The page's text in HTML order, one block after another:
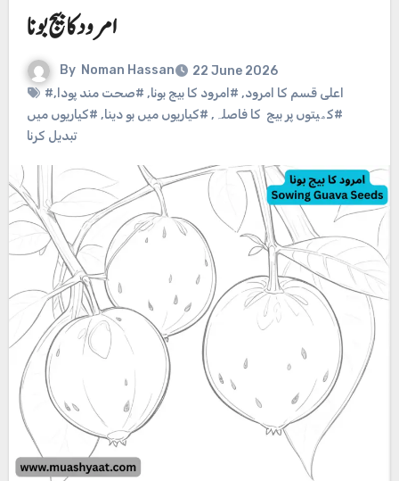
امرود کا بیج بونا
By Noman Hassan
22 June 2026
#اعلی قسم کا امرود, #امرود کا بیج بونا, #صحت مند پودا ,
#کھیتوں پر بیج کا فاصلہ , #کیاریوں میں بو دینا, #کیاریوں میں
تبدیل کرنا